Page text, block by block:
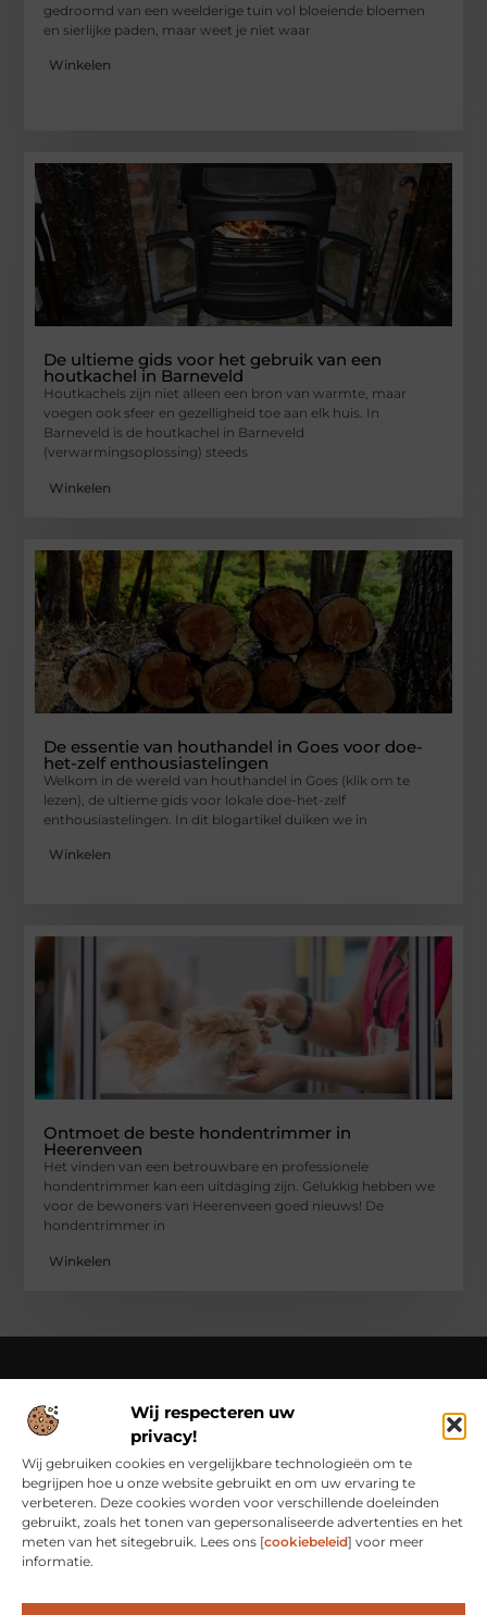
Wij respecteren uw
privacy!
Wij gebruiken cookies en vergelijkbare technologieën om te
begrijpen hoe u onze website gebruikt en om uw ervaring te
verbeteren. Deze cookies worden voor verschillende doeleinden
gebruikt, zoals het tonen van gepersonaliseerde advertenties en het
meten van het sitegebruik. Lees ons [cookiebeleid] voor meer
informatie.
gedroomd van een weelderige tuin vol bloeiende bloemen
en sierlijke paden, maar weet je niet waar
Winkelen
De ultieme gids voor het gebruik van een
houtkachel in Barneveld
Houtkachels zijn niet alleen een bron van warmte, maar
voegen ook sfeer en gezelligheid toe aan elk huis. In
Barneveld is de houtkachel in Barneveld
(verwarmingsoplossing) steeds
Winkelen
De essentie van houthandel in Goes voor doe-
het-zelf enthousiastelingen
Welkom in de wereld van houthandel in Goes (klik om te
lezen), de ultieme gids voor lokale doe-het-zelf
enthousiastelingen. In dit blogartikel duiken we in
Winkelen
Ontmoet de beste hondentrimmer in
Heerenveen
Het vinden van een betrouwbare en professionele
hondentrimmer kan een uitdaging zijn. Gelukkig hebben we
voor de bewoners van Heerenveen goed nieuws! De
hondentrimmer in
Winkelen
Over Class Actions
Classactions.nl – Van dagelijkse inspiratie tot bijzondere
verhalen.
Verken artikelen en blogs die je informeren,
inspireren en bewust maken van alles wat er speelt in de
wereld.
Bericht categorie